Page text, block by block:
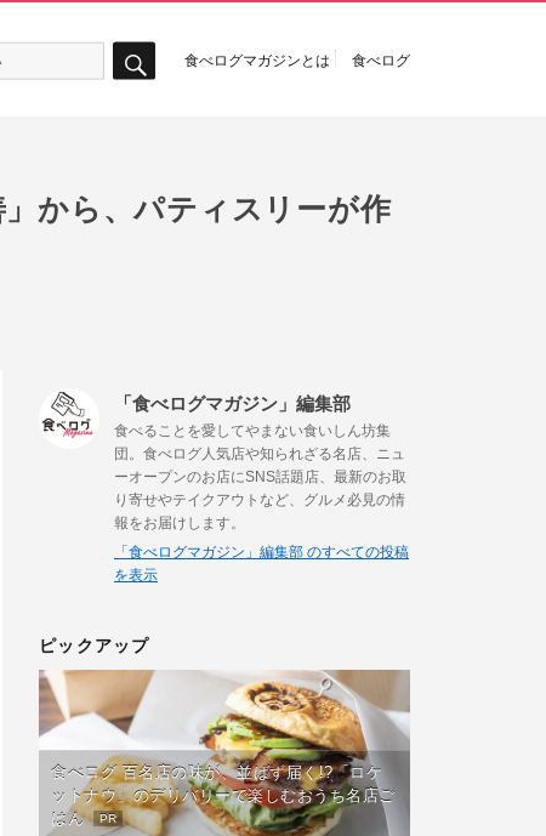
食べログマガジンとは 食べログ
から、パティスリーが作
「食べログマガジン」編集部
食べることを愛してやまない食いしん坊集
団。食べログ人気店や知られざる名店、ニュ
ーオープンのお店にSNS話題店、最新のお取
り寄せやテイクアウトなど、グルメ必見の情
報をお届けします。
「食べログマガジン」編集部 のすべての投稿
を表示
ピックアップ
食べログ 百名店の味が、並ばず届く!?「ロケ
ットナウ」のデリバリーで楽しむおうち名店ご
はん
PR